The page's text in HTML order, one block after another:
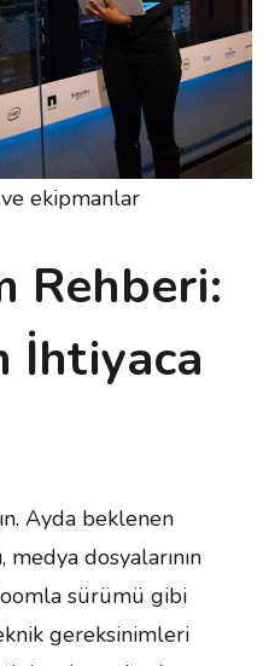
ekipmanlar
Rehberi:
İhtiyaca
Ayda beklenen
medya dosyalarının
sürümü gibi
gereksinimleri